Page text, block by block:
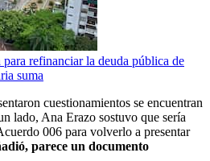
refinanciar la deuda pública de
suma
cuestionamientos se encuentran
lado, Ana Erazo sostuvo que sería
006 para volverlo a presentar
parece un documento